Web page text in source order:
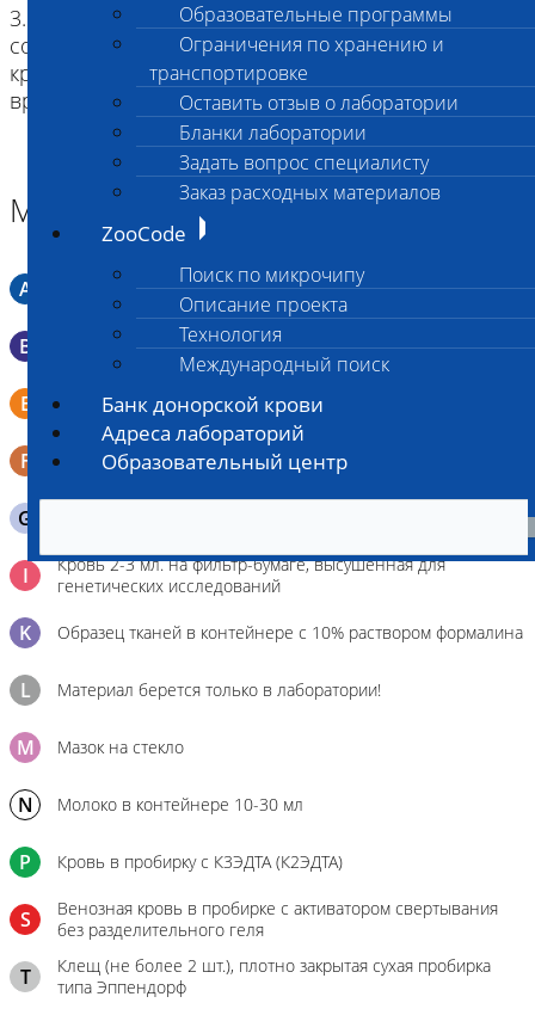
Образовательные программы
Ограничения по хранению и
транспортировке
Оставить отзыв о лаборатории
Бланки лаборатории
Задать вопрос специалисту
Заказ расходных материалов
ZooCode
Поиск по микрочипу
Описание проекта
Технология
Международный поиск
Банк донорской крови
Адреса лабораторий
Образовательный центр
3. при подозрении на острое отравление
соединениями свинца необходимо сдавать
кровь, посмертно - печень, почки (в настоящее
время исследования не доступны).
Материал
A Мазок в пробирку со средой Кери-Блера
B Мазок в пробирку со средой Эймса (Стюарта)
E
Смывы со слизистых в пробирку Эппендорфа (с
физраствором 0.5 мл)
F Кал в контейнере с ложечкой
G
I
Кровь 2-3 мл. на фильтр-бумаге, высушенная для
генетических исследований
K Образец тканей в контейнере с 10% раствором формалина
L Материал берется только в лаборатории!
M Мазок на стекло
N Молоко в контейнере 10-30 мл
P Кровь в пробирку с К3ЭДТА (К2ЭДТА)
S
Венозная кровь в пробирке с активатором свертывания
без разделительного геля
T
Клещ (не более 2 шт.), плотно закрытая сухая пробирка
типа Эппендорф